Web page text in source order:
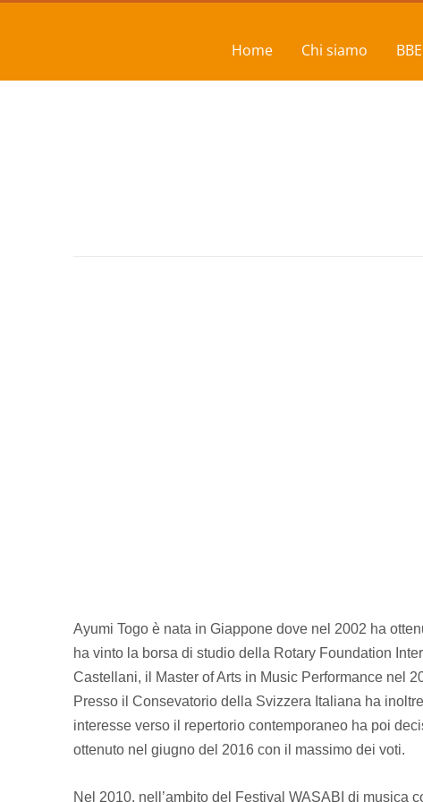
Home Chi siamo BBE
Ayumi Togo è nata in Giappone dove nel 2002 ha
ha vinto la borsa di studio della Rotary Foundation
Castellani, il Master of Arts in Music Performance nel
Presso il Consevatorio della Svizzera Italiana ha
interesse verso il repertorio contemporaneo ha poi
ottenuto nel giugno del 2016 con il massimo dei voti.
Nel 2010, nell’ambito del Festival WASABI di musica